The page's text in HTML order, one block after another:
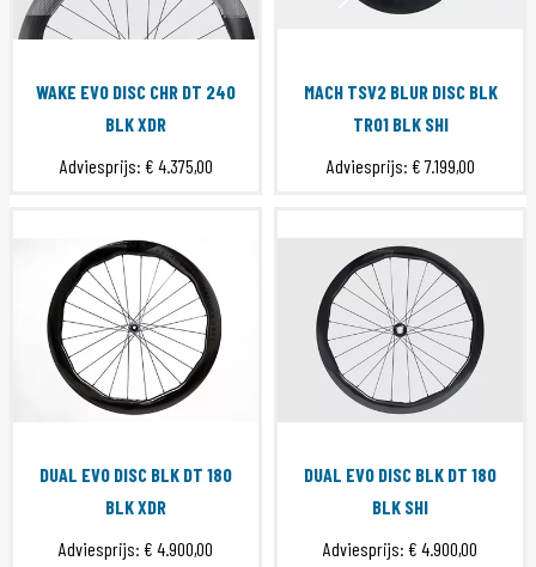
WAKE EVO DISC CHR DT 240
BLK XDR
Adviesprijs: € 4.375,00
MACH TSV2 BLUR DISC BLK
TR01 BLK SHI
Adviesprijs: € 7.199,00
DUAL EVO DISC BLK DT 180
BLK XDR
Adviesprijs: € 4.900,00
DUAL EVO DISC BLK DT 180
BLK SHI
Adviesprijs: € 4.900,00